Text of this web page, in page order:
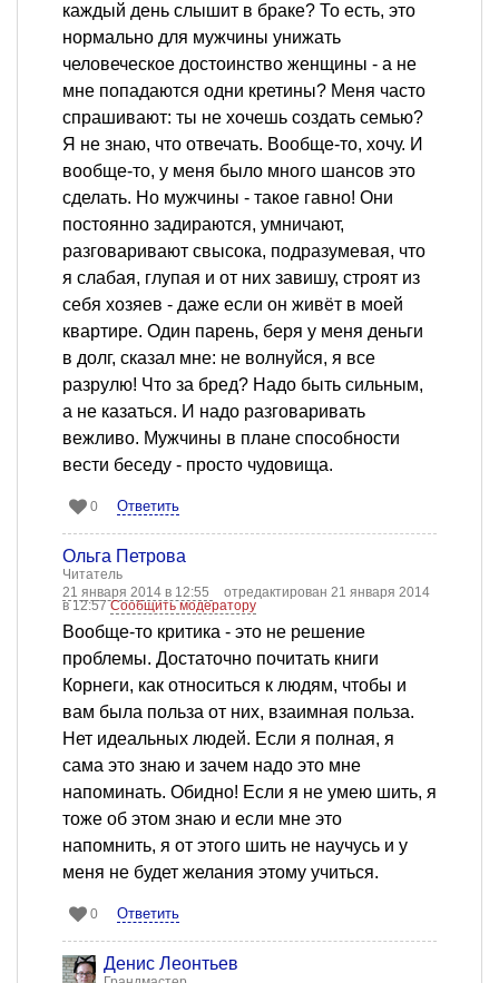
каждый день слышит в браке? То есть, это
нормально для мужчины унижать
человеческое достоинство женщины - а не
мне попадаются одни кретины? Меня часто
спрашивают: ты не хочешь создать семью?
Я не знаю, что отвечать. Вообще-то, хочу. И
вообще-то, у меня было много шансов это
сделать. Но мужчины - такое гавно! Они
постоянно задираются, умничают,
разговаривают свысока, подразумевая, что
я слабая, глупая и от них завишу, строят из
себя хозяев - даже если он живёт в моей
квартире. Один парень, беря у меня деньги
в долг, сказал мне: не волнуйся, я все
разрулю! Что за бред? Надо быть сильным,
а не казаться. И надо разговаривать
вежливо. Мужчины в плане способности
вести беседу - просто чудовища.
0 Ответить
Ольга Петрова
Читатель
21 января 2014 в 12:55
отредактирован 21 января 2014
в 12:57Сообщить модератору
Вообще-то критика - это не решение
проблемы. Достаточно почитать книги
Корнеги, как относиться к людям, чтобы и
вам была польза от них, взаимная польза.
Нет идеальных людей. Если я полная, я
сама это знаю и зачем надо это мне
напоминать. Обидно! Если я не умею шить, я
тоже об этом знаю и если мне это
напомнить, я от этого шить не научусь и у
меня не будет желания этому учиться.
0 Ответить
Денис Леонтьев